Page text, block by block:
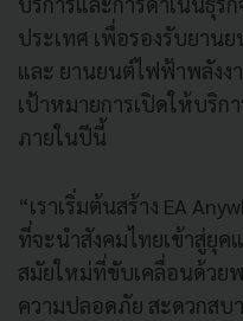
ประเทศ เพื่อรองรับยาน
และ ยานยนต์ไฟฟ้าพลังง
เป้าหมายการเปิดให้บริก
ภายในปีนี้
“เราเริ่มต้นสร้าง EA
ที่จะนำสังคมไทยเข้าสู่ยุค
สมัยใหม่ที่ขับเคลื่อนด้วย
ความปลอดภัย สะดวกสบ